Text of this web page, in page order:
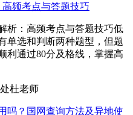
频考点与答题技巧
析：高频考点与答题技巧低
单选和判断两种题型，但题
利通过80分及格线，掌握高
杜老师